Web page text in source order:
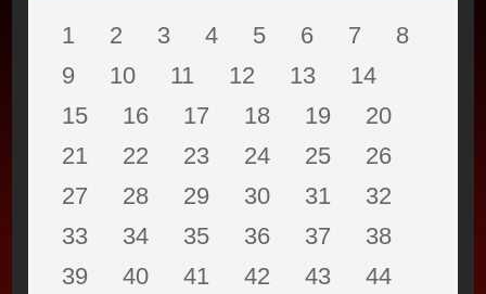
1 2 3 4 5 6 7
8
9
10 11 12 13
14
15
16 17 18 19
20
21
22 23 24 25
26
27
28 29 30 31
32
33
34 35 36 37
38
39
40 41 42 43
44